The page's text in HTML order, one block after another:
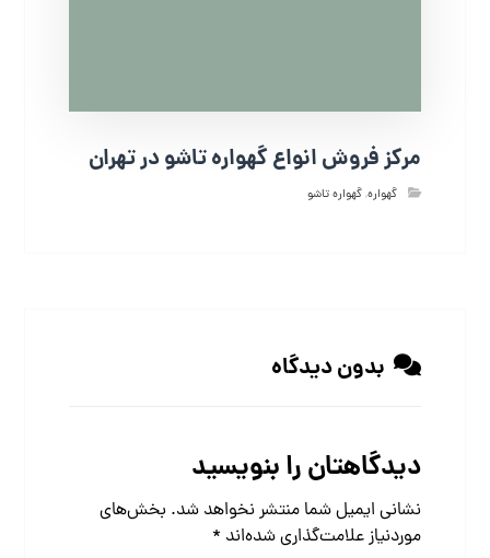
مرکز فروش انواع گهواره تاشو در تهران
گهواره,گهواره تاشو
بدون دیدگاه
دیدگاهتان را بنویسید
نشانی ایمیل شما منتشر نخواهد شد. بخش‌های
موردنیاز علامت‌گذاری شده‌اند *